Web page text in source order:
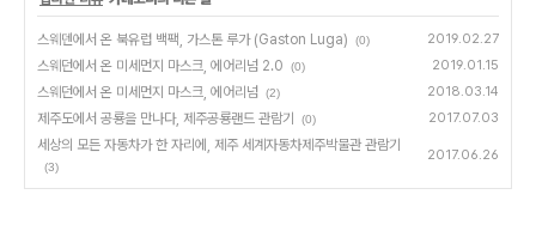
스웨덴에서 온 북유럽 백팩, 가스톤 루가 (Gaston Luga) (0) 2019.02.27
스웨던에서 온 미세먼지 마스크, 에어리넘 2.0 (0) 2019.01.15
스웨던에서 온 미세먼지 마스크, 에어리넘 (2) 2018.03.14
제주도에서 공룡을 만나다, 제주공룡랜드 관람기 (0) 2017.07.03
세상의 모든 자동차가 한 자리에, 제주 세계자동차제주박물관 관람기
(3)
2017.06.26